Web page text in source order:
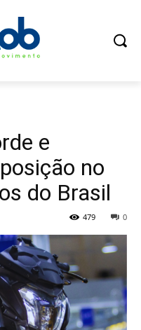
e
no
do Brasil
0
479